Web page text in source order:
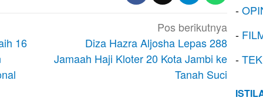
16
Pos berikutnya
Diza Hazra Aljosha Lepas 288
Jamaah Haji Kloter 20 Kota Jambi ke
Tanah Suci
-
-
-